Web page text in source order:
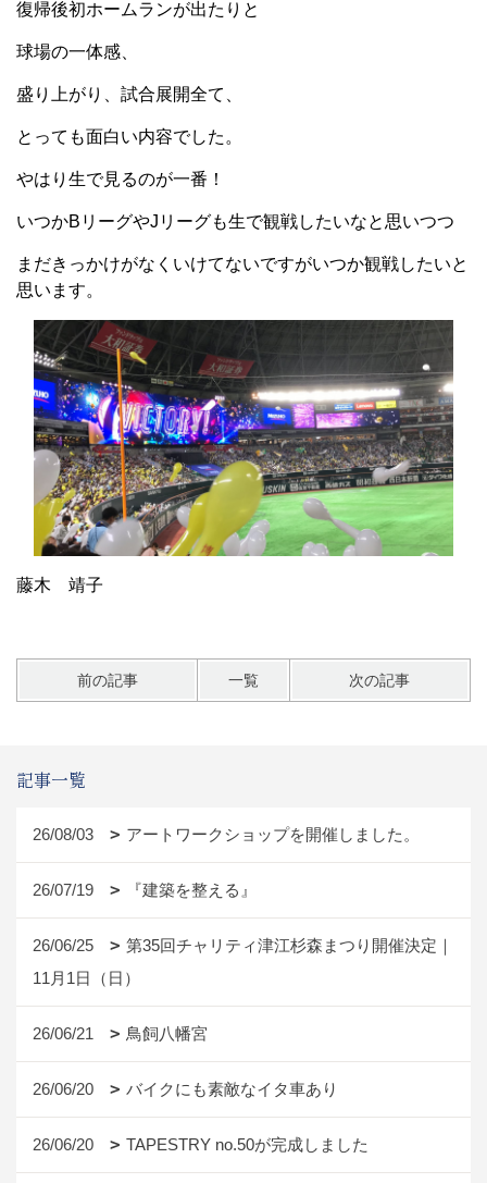
復帰後初ホームランが出たりと
球場の一体感、
盛り上がり、試合展開全て、
とっても面白い内容でした。
やはり生で見るのが一番！
いつかBリーグやJリーグも生で観戦したいなと思いつつ
まだきっかけがなくいけてないですがいつか観戦したいと
思います。
藤木 靖子
前の記事 一覧 次の記事
記事一覧
26/08/03 アートワークショップを開催しました。
26/07/19 『建築を整える』
26/06/25
第35回チャリティ津江杉森まつり開催決定｜
11月1日（日）
26/06/21 鳥飼八幡宮
26/06/20 バイクにも素敵なイタ車あり
26/06/20 TAPESTRY no.50が完成しました